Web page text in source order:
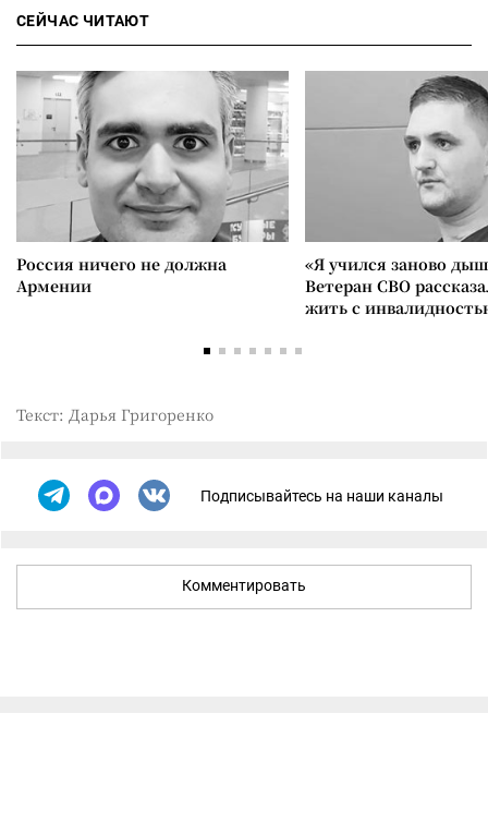
СЕЙЧАС ЧИТАЮТ
Россия ничего не должна
Армении
«Я учился заново
Ветеран СВО
жить с
Текст: Дарья Григоренко
Подписывайтесь на наши каналы
Комментировать